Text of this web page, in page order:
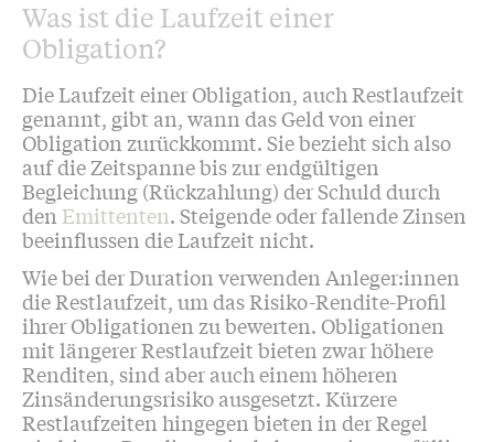
Was ist die Laufzeit einer
Obligation?
Die Laufzeit einer Obligation, auch Restlaufzeit
genannt, gibt an, wann das Geld von einer
Obligation zurückkommt. Sie bezieht sich also
auf die Zeitspanne bis zur endgültigen
Begleichung (Rückzahlung) der Schuld durch
den Emittenten. Steigende oder fallende Zinsen
beeinflussen die Laufzeit nicht.
Wie bei der Duration verwenden Anleger:innen
die Restlaufzeit, um das Risiko-Rendite-Profil
ihrer Obligationen zu bewerten. Obligationen
mit längerer Restlaufzeit bieten zwar höhere
Renditen, sind aber auch einem höheren
Zinsänderungsrisiko ausgesetzt. Kürzere
Restlaufzeiten hingegen bieten in der Regel